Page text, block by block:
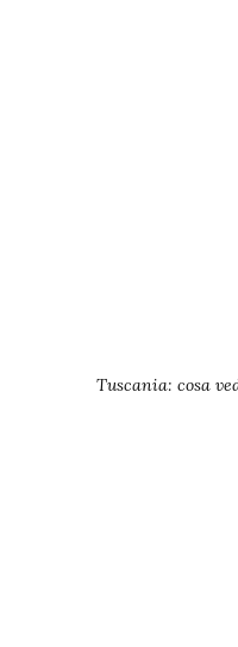
Tuscania: cosa